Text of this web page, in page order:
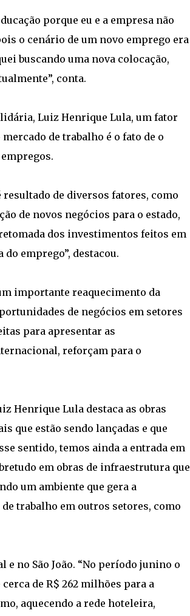
porque eu e a empresa não
o cenário de um novo emprego era
buscando uma nova colocação,
conta.
Luiz Henrique Lula, um fator
de trabalho é o fato de o
resultado de diversos fatores, como
de novos negócios para o estado,
dos investimentos feitos em
emprego”, destacou.
importante reaquecimento da
de negócios em setores
para apresentar as
reforçam para o
Henrique Lula destaca as obras
que estão sendo lançadas e que
sentido, temos ainda a entrada em
em obras de infraestrutura que
um ambiente que gera a
trabalho em outros setores, como
no São João. “No período junino o
de R$ 262 milhões para a
aquecendo a rede hoteleira,